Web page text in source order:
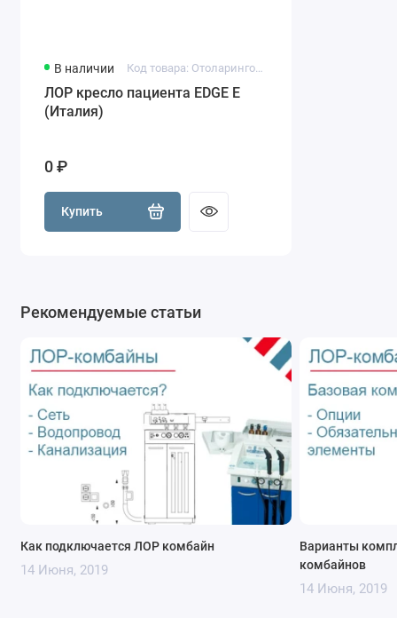
В наличии Код товара: Отоларингологическое кресло EDGE E
ЛОР кресло пациента EDGE E
(Италия)
0 ₽
Купить
Рекомендуемые статьи
Как подключается ЛОР комбайн
14 Июня, 2019
Варианты
комбайнов
14 Июня, 2019